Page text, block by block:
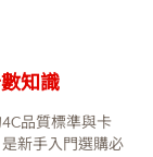
知識
品質標準與卡
新手入門選購必